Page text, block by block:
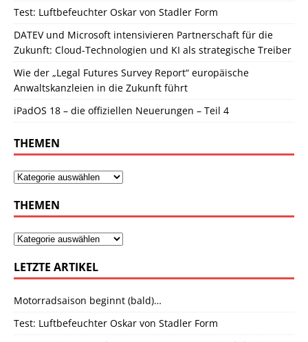
Test: Luftbefeuchter Oskar von Stadler Form
DATEV und Microsoft intensivieren Partnerschaft für die
Zukunft: Cloud-Technologien und KI als strategische Treiber
Wie der „Legal Futures Survey Report“ europäische
Anwaltskanzleien in die Zukunft führt
iPadOS 18 – die offiziellen Neuerungen – Teil 4
THEMEN
THEMEN
LETZTE ARTIKEL
Motorradsaison beginnt (bald)…
Test: Luftbefeuchter Oskar von Stadler Form